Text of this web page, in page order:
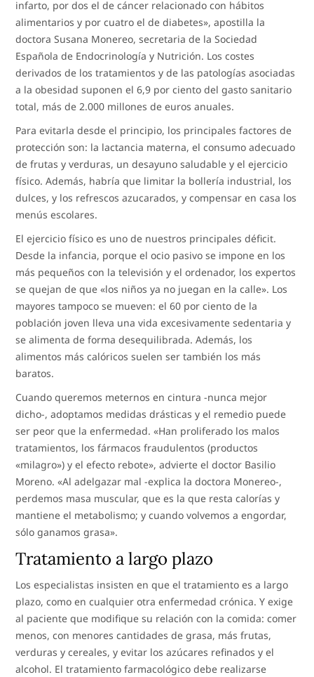
infarto, por dos el de cáncer relacionado con hábitos
alimentarios y por cuatro el de diabetes», apostilla la
doctora Susana Monereo, secretaria de la Sociedad
Española de Endocrinología y Nutrición. Los costes
derivados de los tratamientos y de las patologías asociadas
a la obesidad suponen el 6,9 por ciento del gasto sanitario
total, más de 2.000 millones de euros anuales.
Para evitarla desde el principio, los principales factores de
protección son: la lactancia materna, el consumo adecuado
de frutas y verduras, un desayuno saludable y el ejercicio
físico. Además, habría que limitar la bollería industrial, los
dulces, y los refrescos azucarados, y compensar en casa los
menús escolares.
El ejercicio físico es uno de nuestros principales déficit.
Desde la infancia, porque el ocio pasivo se impone en los
más pequeños con la televisión y el ordenador, los expertos
se quejan de que «los niños ya no juegan en la calle». Los
mayores tampoco se mueven: el 60 por ciento de la
población joven lleva una vida excesivamente sedentaria y
se alimenta de forma desequilibrada. Además, los
alimentos más calóricos suelen ser también los más
baratos.
Cuando queremos meternos en cintura -nunca mejor
dicho-, adoptamos medidas drásticas y el remedio puede
ser peor que la enfermedad. «Han proliferado los malos
tratamientos, los fármacos fraudulentos (productos
«milagro») y el efecto rebote», advierte el doctor Basilio
Moreno. «Al adelgazar mal -explica la doctora Monereo-,
perdemos masa muscular, que es la que resta calorías y
mantiene el metabolismo; y cuando volvemos a engordar,
sólo ganamos grasa».
Tratamiento a largo plazo
Los especialistas insisten en que el tratamiento es a largo
plazo, como en cualquier otra enfermedad crónica. Y exige
al paciente que modifique su relación con la comida: comer
menos, con menores cantidades de grasa, más frutas,
verduras y cereales, y evitar los azúcares refinados y el
alcohol. El tratamiento farmacológico debe realizarse